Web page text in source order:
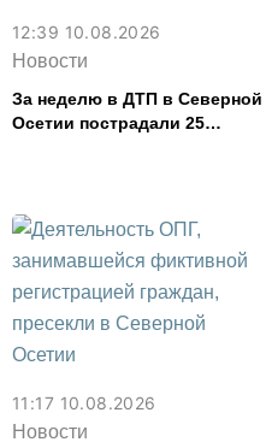
12:39 10.08.2026
Новости
За неделю в ДТП в Северной
Осетии пострадали 25
11:17 10.08.2026
Новости